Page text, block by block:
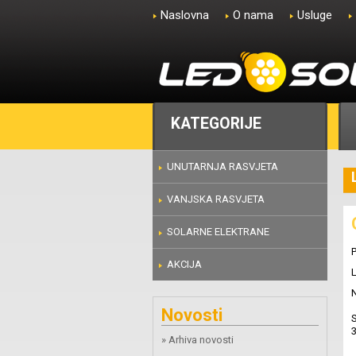
Naslovna O nama Usluge
KATEGORIJE
UNUTARNJA RASVJETA
VANJSKA RASVJETA
SOLARNE ELEKTRANE
AKCIJA
Novosti
» Arhiva novosti